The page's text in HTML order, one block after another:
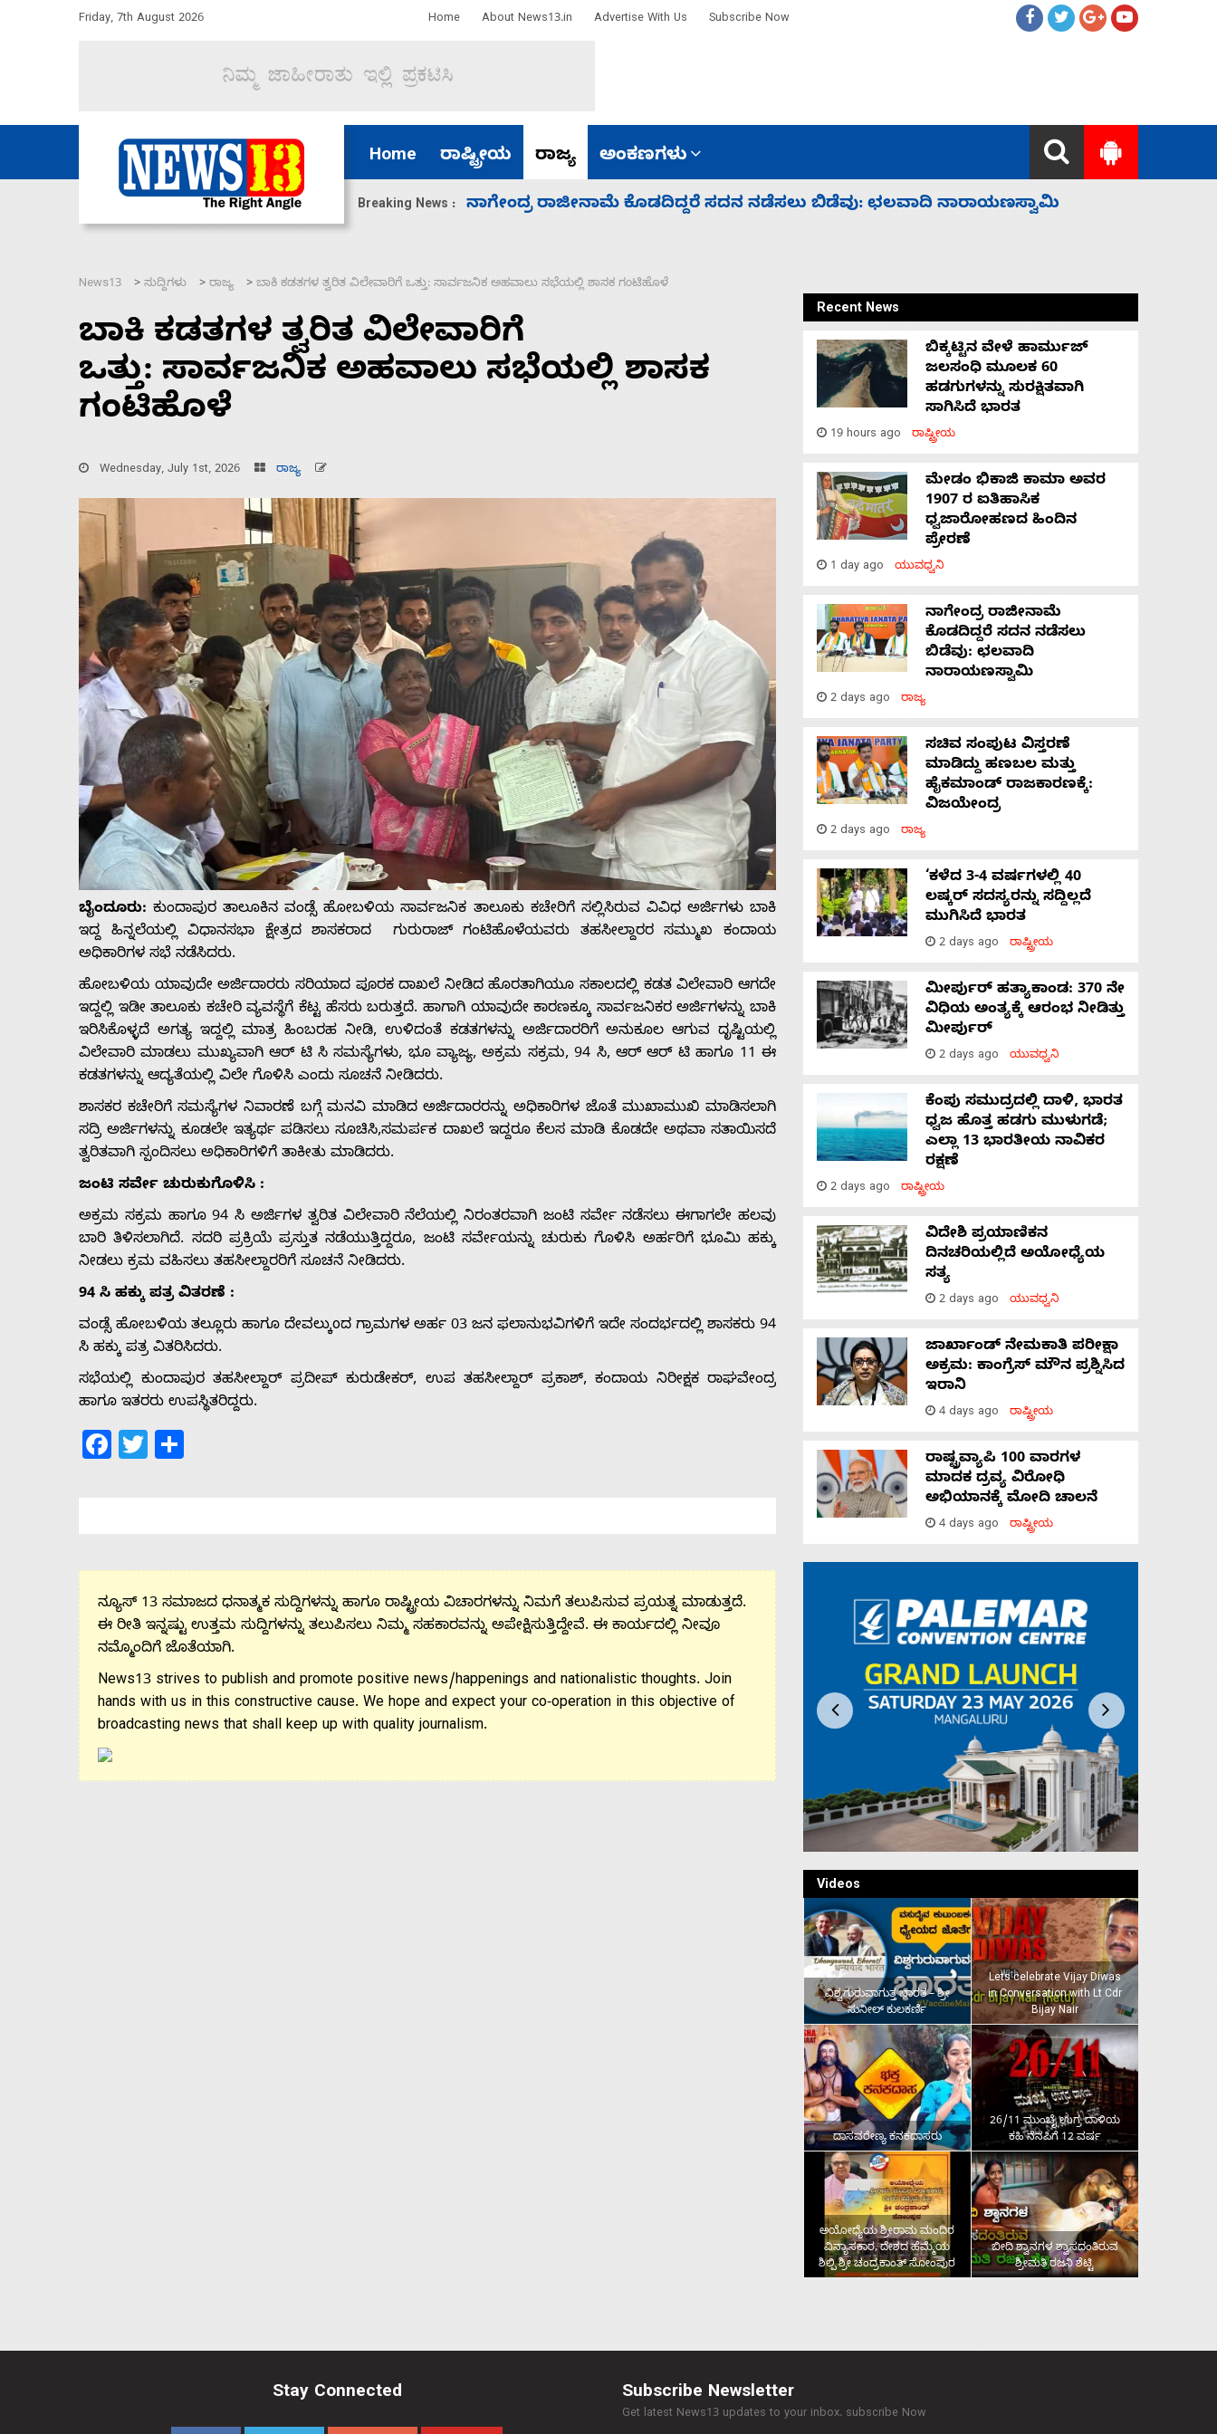
Friday, 7th August 2026 Home About News13.in Advertise With Us Subscribe Now
Home ರಾಷ್ಟ್ರೀಯ ರಾಜ್ಯ ಅಂಕಣಗಳು
Breaking News :
ಸದನ ನಡೆಸಲು ಬಿಡೆವು: ಛಲವಾದಿ ನಾರಾಯಣಸ್ವಾಮಿ ಸಚಿವ ಸಂಪುಟ ವಿಸ್ತರಣೆ ಮಾಡಿದ್ದು ಹಣಬಲ ಮತ್ತು ಹೈಕಮಾಂಡ್ ರಾಜಕಾರಣಕ್ಕೆ: ವಿಜಯೇಂದ್ರ
Home
About
Advertise
Contact
News13 > ಸುದ್ದಿಗಳು > ರಾಜ್ಯ > ಬಾಕಿ ಕಡತಗಳ ತ್ವರಿತ ವಿಲೇವಾರಿಗೆ ಒತ್ತು: ಸಾರ್ವಜನಿಕ ಅಹವಾಲು ಸಭೆಯಲ್ಲಿ ಶಾಸಕ ಗಂಟಿಹೊಳೆ
ಬಾಕಿ ಕಡತಗಳ ತ್ವರಿತ ವಿಲೇವಾರಿಗೆ
ಒತ್ತು: ಸಾರ್ವಜನಿಕ ಅಹವಾಲು ಸಭೆಯಲ್ಲಿ ಶಾಸಕ
ಗಂಟಿಹೊಳೆ
Wednesday, July 1st, 2026 ರಾಜ್ಯ
ಬೈಂದೂರು:ಕುಂದಾಪುರ ತಾಲೂಕಿನ ವಂಡ್ಸೆ ಹೋಬಳಿಯ ಸಾರ್ವಜನಿಕ ತಾಲೂಕು ಕಚೇರಿಗೆ ಸಲ್ಲಿಸಿರುವ ವಿವಿಧ ಅರ್ಜಿಗಳು ಬಾಕಿ
ಇದ್ದ ಹಿನ್ನಲೆಯಲ್ಲಿ ವಿಧಾನಸಭಾ ಕ್ಷೇತ್ರದ ಶಾಸಕರಾದ ಗುರುರಾಜ್ ಗಂಟಿಹೊಳೆಯವರು ತಹಸೀಲ್ದಾರರ ಸಮ್ಮುಖ ಕಂದಾಯ
ಅಧಿಕಾರಿಗಳ ಸಭೆ ನಡೆಸಿದರು.
ಹೋಬಳಿಯ ಯಾವುದೇ ಅರ್ಜಿದಾರರು ಸರಿಯಾದ ಪೂರಕ ದಾಖಲೆ ನೀಡಿದ ಹೊರತಾಗಿಯೂ ಸಕಾಲದಲ್ಲಿ ಕಡತ ವಿಲೇವಾರಿ ಆಗದೇ
ಇದ್ದಲ್ಲಿ ಇಡೀ ತಾಲೂಕು ಕಚೇರಿ ವ್ಯವಸ್ಥೆಗೆ ಕೆಟ್ಟ ಹೆಸರು ಬರುತ್ತದೆ. ಹಾಗಾಗಿ ಯಾವುದೇ ಕಾರಣಕ್ಕೂ ಸಾರ್ವಜನಿಕರ ಅರ್ಜಿಗಳನ್ನು ಬಾಕಿ
ಇರಿಸಿಕೊಳ್ಳದೆ ಅಗತ್ಯ ಇದ್ದಲ್ಲಿ ಮಾತ್ರ ಹಿಂಬರಹ ನೀಡಿ, ಉಳಿದಂತೆ ಕಡತಗಳನ್ನು ಅರ್ಜಿದಾರರಿಗೆ ಅನುಕೂಲ ಆಗುವ ದೃಷ್ಟಿಯಲ್ಲಿ
ವಿಲೇವಾರಿ ಮಾಡಲು ಮುಖ್ಯವಾಗಿ ಆರ್ ಟಿ ಸಿ ಸಮಸ್ಯೆಗಳು, ಭೂ ವ್ಯಾಜ್ಯ, ಅಕ್ರಮ ಸಕ್ರಮ, 94 ಸಿ, ಆರ್ ಆರ್ ಟಿ ಹಾಗೂ 11 ಈ
ಕಡತಗಳನ್ನು ಆದ್ಯತೆಯಲ್ಲಿ ವಿಲೇ ಗೊಳಿಸಿ ಎಂದು ಸೂಚನೆ ನೀಡಿದರು.
ಶಾಸಕರ ಕಚೇರಿಗೆ ಸಮಸ್ಯೆಗಳ ನಿವಾರಣೆ ಬಗ್ಗೆ ಮನವಿ ಮಾಡಿದ ಅರ್ಜಿದಾರರನ್ನು ಅಧಿಕಾರಿಗಳ ಜೊತೆ ಮುಖಾಮುಖಿ ಮಾಡಿಸಲಾಗಿ
ಸದ್ರಿ ಅರ್ಜಿಗಳನ್ನು ಕೂಡಲೇ ಇತ್ಯರ್ಥ ಪಡಿಸಲು ಸೂಚಿಸಿ,ಸಮರ್ಪಕ ದಾಖಲೆ ಇದ್ದರೂ ಕೆಲಸ ಮಾಡಿ ಕೊಡದೇ ಅಥವಾ ಸತಾಯಿಸದೆ
ತ್ವರಿತವಾಗಿ ಸ್ಪಂದಿಸಲು ಅಧಿಕಾರಿಗಳಿಗೆ ತಾಕೀತು ಮಾಡಿದರು.
ಜಂಟಿ ಸರ್ವೇ ಚುರುಕುಗೊಳಿಸಿ :
ಅಕ್ರಮ ಸಕ್ರಮ ಹಾಗೂ 94 ಸಿ ಅರ್ಜಿಗಳ ತ್ವರಿತ ವಿಲೇವಾರಿ ನೆಲೆಯಲ್ಲಿ ನಿರಂತರವಾಗಿ ಜಂಟಿ ಸರ್ವೇ ನಡೆಸಲು ಈಗಾಗಲೇ ಹಲವು
ಬಾರಿ ತಿಳಿಸಲಾಗಿದೆ. ಸದರಿ ಪ್ರಕ್ರಿಯೆ ಪ್ರಸ್ತುತ ನಡೆಯುತ್ತಿದ್ದರೂ, ಜಂಟಿ ಸರ್ವೇಯನ್ನು ಚುರುಕು ಗೊಳಿಸಿ ಅರ್ಹರಿಗೆ ಭೂಮಿ ಹಕ್ಕು
ನೀಡಲು ಕ್ರಮ ವಹಿಸಲು ತಹಸೀಲ್ದಾರರಿಗೆ ಸೂಚನೆ ನೀಡಿದರು.
94 ಸಿ ಹಕ್ಕು ಪತ್ರ ವಿತರಣೆ :
ವಂಡ್ಸೆ ಹೋಬಳಿಯ ತಲ್ಲೂರು ಹಾಗೂ ದೇವಲ್ಕುoದ ಗ್ರಾಮಗಳ ಅರ್ಹ 03 ಜನ ಫಲಾನುಭವಿಗಳಿಗೆ ಇದೇ ಸಂದರ್ಭದಲ್ಲಿ ಶಾಸಕರು 94
ಸಿ ಹಕ್ಕು ಪತ್ರ ವಿತರಿಸಿದರು.
ಸಭೆಯಲ್ಲಿ ಕುಂದಾಪುರ ತಹಸೀಲ್ದಾರ್ ಪ್ರದೀಪ್ ಕುರುಡೇಕರ್, ಉಪ ತಹಸೀಲ್ದಾರ್ ಪ್ರಕಾಶ್, ಕಂದಾಯ ನಿರೀಕ್ಷಕ ರಾಘವೇಂದ್ರ
ಹಾಗೂ ಇತರರು ಉಪಸ್ಥಿತರಿದ್ದರು.
Facebook
Twitter
ನ್ಯೂಸ್ 13 ಸಮಾಜದ ಧನಾತ್ಮಕ ಸುದ್ದಿಗಳನ್ನು ಹಾಗೂ ರಾಷ್ಟ್ರೀಯ ವಿಚಾರಗಳನ್ನು ನಿಮಗೆ ತಲುಪಿಸುವ ಪ್ರಯತ್ನ ಮಾಡುತ್ತದೆ.
ಈ ರೀತಿ ಇನ್ನಷ್ಟು ಉತ್ತಮ ಸುದ್ದಿಗಳನ್ನು ತಲುಪಿಸಲು ನಿಮ್ಮ ಸಹಕಾರವನ್ನು ಅಪೇಕ್ಷಿಸುತ್ತಿದ್ದೇವೆ. ಈ ಕಾರ್ಯದಲ್ಲಿ ನೀವೂ
ನಮ್ಮೊಂದಿಗೆ ಜೊತೆಯಾಗಿ.
News13 strives to publish and promote positive news/happenings and nationalistic thoughts. Join
hands with us in this constructive cause. We hope and expect your co-operation in this objective of
broadcasting news that shall keep up with quality journalism.
Recent News
ಬಿಕ್ಕಟ್ಟಿನ ವೇಳೆ ಹಾರ್ಮುಜ್
ಜಲಸಂಧಿ ಮೂಲಕ 60
ಹಡಗುಗಳನ್ನು ಸುರಕ್ಷಿತವಾಗಿ
ಸಾಗಿಸಿದೆ ಭಾರತ
19 hours ago ರಾಷ್ಟ್ರೀಯ
ಮೇಡಂ ಭಿಕಾಜಿ ಕಾಮಾ ಅವರ
1907 ರ ಐತಿಹಾಸಿಕ
ಧ್ವಜಾರೋಹಣದ ಹಿಂದಿನ
ಪ್ರೇರಣೆ
1 day ago ಯುವಧ್ವನಿ
ನಾಗೇಂದ್ರ ರಾಜೀನಾಮೆ
ಕೊಡದಿದ್ದರೆ ಸದನ ನಡೆಸಲು
ಬಿಡೆವು: ಛಲವಾದಿ
ನಾರಾಯಣಸ್ವಾಮಿ
2 days ago ರಾಜ್ಯ
ಸಚಿವ ಸಂಪುಟ ವಿಸ್ತರಣೆ
ಮಾಡಿದ್ದು ಹಣಬಲ ಮತ್ತು
ಹೈಕಮಾಂಡ್ ರಾಜಕಾರಣಕ್ಕೆ:
ವಿಜಯೇಂದ್ರ
2 days ago ರಾಜ್ಯ
‘ಕಳೆದ 3-4 ವರ್ಷಗಳಲ್ಲಿ 40
ಲಷ್ಕರ್ ಸದಸ್ಯರನ್ನು ಸದ್ದಿಲ್ಲದೆ
ಮುಗಿಸಿದೆ ಭಾರತ
2 days ago ರಾಷ್ಟ್ರೀಯ
ಮೀರ್ಪುರ್ ಹತ್ಯಾಕಾಂಡ: 370 ನೇ
ವಿಧಿಯ ಅಂತ್ಯಕ್ಕೆ ಆರಂಭ ನೀಡಿತ್ತು
ಮೀರ್ಪುರ್
2 days ago ಯುವಧ್ವನಿ
ಕೆಂಪು ಸಮುದ್ರದಲ್ಲಿ ದಾಳಿ, ಭಾರತ
ಧ್ವಜ ಹೊತ್ತ ಹಡಗು ಮುಳುಗಡೆ;
ಎಲ್ಲಾ 13 ಭಾರತೀಯ ನಾವಿಕರ
ರಕ್ಷಣೆ
2 days ago ರಾಷ್ಟ್ರೀಯ
ವಿದೇಶಿ ಪ್ರಯಾಣಿಕನ
ದಿನಚರಿಯಲ್ಲಿದೆ ಅಯೋಧ್ಯೆಯ
ಸತ್ಯ
2 days ago ಯುವಧ್ವನಿ
ಜಾರ್ಖಾಂಡ್‌ ನೇಮಕಾತಿ ಪರೀಕ್ಷಾ
ಅಕ್ರಮ: ಕಾಂಗ್ರೆಸ್‌ ಮೌನ ಪ್ರಶ್ನಿಸಿದ
ಇರಾನಿ
4 days ago ರಾಷ್ಟ್ರೀಯ
ರಾಷ್ಟ್ರವ್ಯಾಪಿ 100 ವಾರಗಳ
ಮಾದಕ ದ್ರವ್ಯ ವಿರೋಧಿ
ಅಭಿಯಾನಕ್ಕೆ ಮೋದಿ ಚಾಲನೆ
4 days ago ರಾಷ್ಟ್ರೀಯ
Videos
ವಿಶ್ವಗುರುವಾಗುತ್ತ ಭಾರತ – ಶ್ರೀ
ಸುನೀಲ್‌ ಕುಲಕರ್ಣಿ
Lets celebrate Vijay Diwas
in Conversation with Lt Cdr
Bijay Nair
ದಾಸವರೇಣ್ಯ ಕನಕದಾಸರು
26/11 ಮುಂಬೈ ಉಗ್ರ ದಾಳಿಯ
ಕಹಿ ನೆನಪಿಗೆ 12 ವರ್ಷ
ಅಯೋಧ್ಯೆಯ ಶ್ರೀರಾಮ ಮಂದಿರ
ವಿನ್ಯಾಸಕಾರ, ದೇಶದ ಹೆಮ್ಮೆಯ
ಶಿಲ್ಪಿ ಶ್ರೀ ಚಂದ್ರಕಾಂತ್‌ ಸೋಂಪುರ
ಬೀದಿ ಶ್ವಾನಗಳ ಶ್ವಾಸದಂತಿರುವ
ಶ್ರೀಮತಿ ರಜನಿ ಶೆಟ್ಟಿ
Stay Connected Subscribe Newsletter
Get latest News13 updates to your inbox. subscribe Now